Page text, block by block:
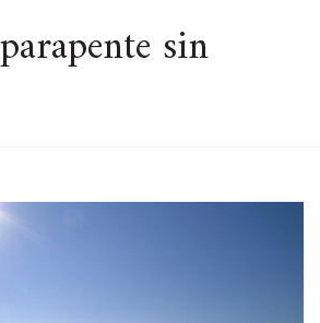
sin